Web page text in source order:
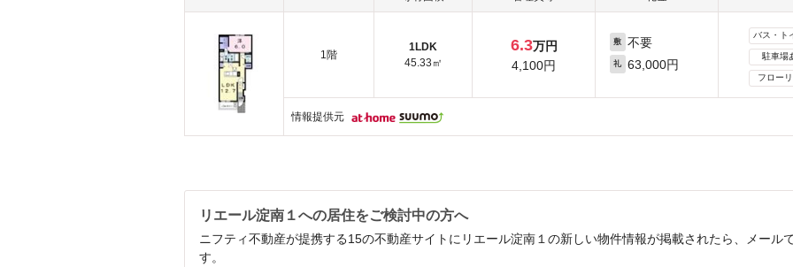
1階
1LDK
45.33㎡
6.3万円
4,100円
敷 不要
礼 63,000円
バス・ト
駐車場
フロー
情報提供元
リエール淀南１への居住をご検討中の方へ
ニフティ不動産が提携する15の不動産サイトにリエール淀南１の新しい物件情報が掲載されたら、メール
す。